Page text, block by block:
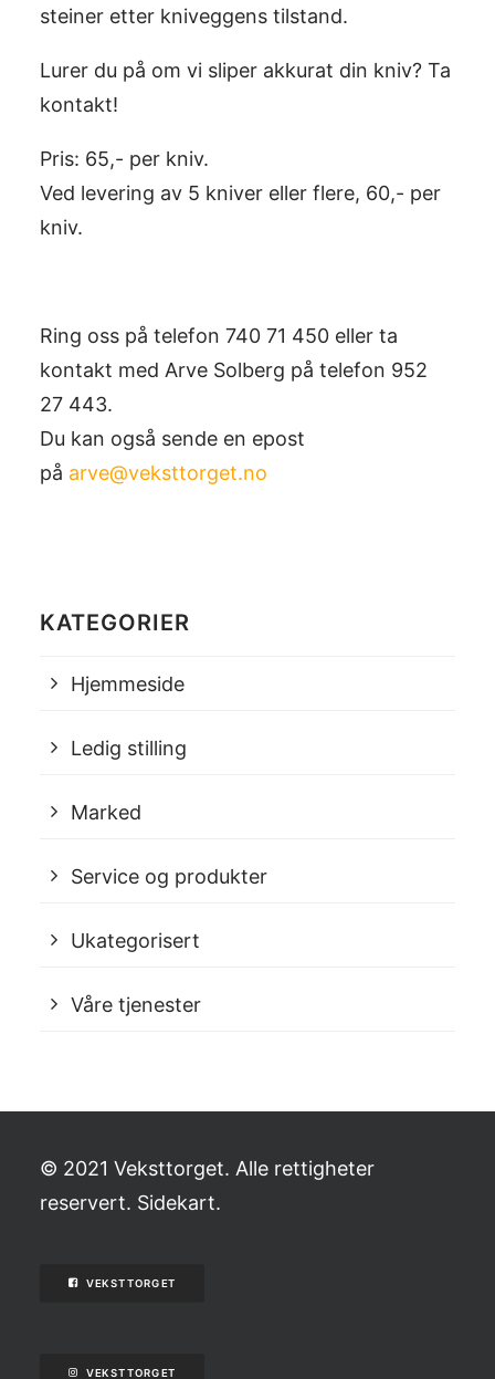
steiner etter kniveggens tilstand.
Lurer du på om vi sliper akkurat din kniv? Ta
kontakt!
Pris: 65,- per kniv.
Ved levering av 5 kniver eller flere, 60,- per
kniv.
Ring oss på telefon 740 71 450 eller ta
kontakt med Arve Solberg på telefon 952
27 443.
Du kan også sende en epost
på arve@veksttorget.no
KATEGORIER
Hjemmeside
Ledig stilling
Marked
Service og produkter
Ukategorisert
Våre tjenester
© 2021 Veksttorget. Alle rettigheter
reservert. Sidekart.
VEKSTTORGET
VEKSTTORGET